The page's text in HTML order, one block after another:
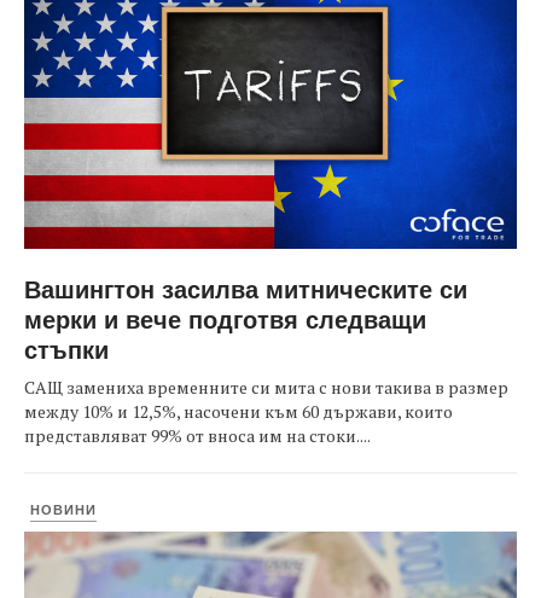
Вашингтон засилва митническите си
мерки и вече подготвя следващи
стъпки
САЩ замениха временните си мита с нови такива в размер
между 10% и 12,5%, насочени към 60 държави, които
представляват 99% от вноса им на стоки....
НОВИНИ